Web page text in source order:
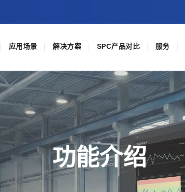
应用场景 解决方案 SPC产品对比 服务
功能介绍